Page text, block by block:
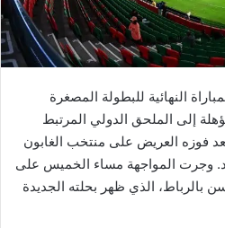
النهائية للبطولة المصغرة
إلى الملحق الدولي المرتبط
كأس العالم 2026، بعد فوزه العريض على منتخب الغابون
وجرت المواجهة مساء الخميس على
بالرباط، الذي ظهر بحلته الجديدة